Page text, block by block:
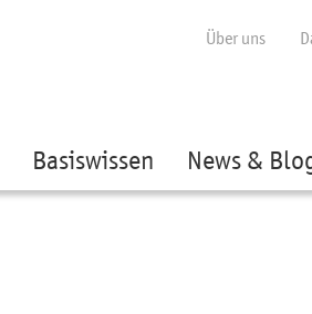
Über uns
Basiswissen News &